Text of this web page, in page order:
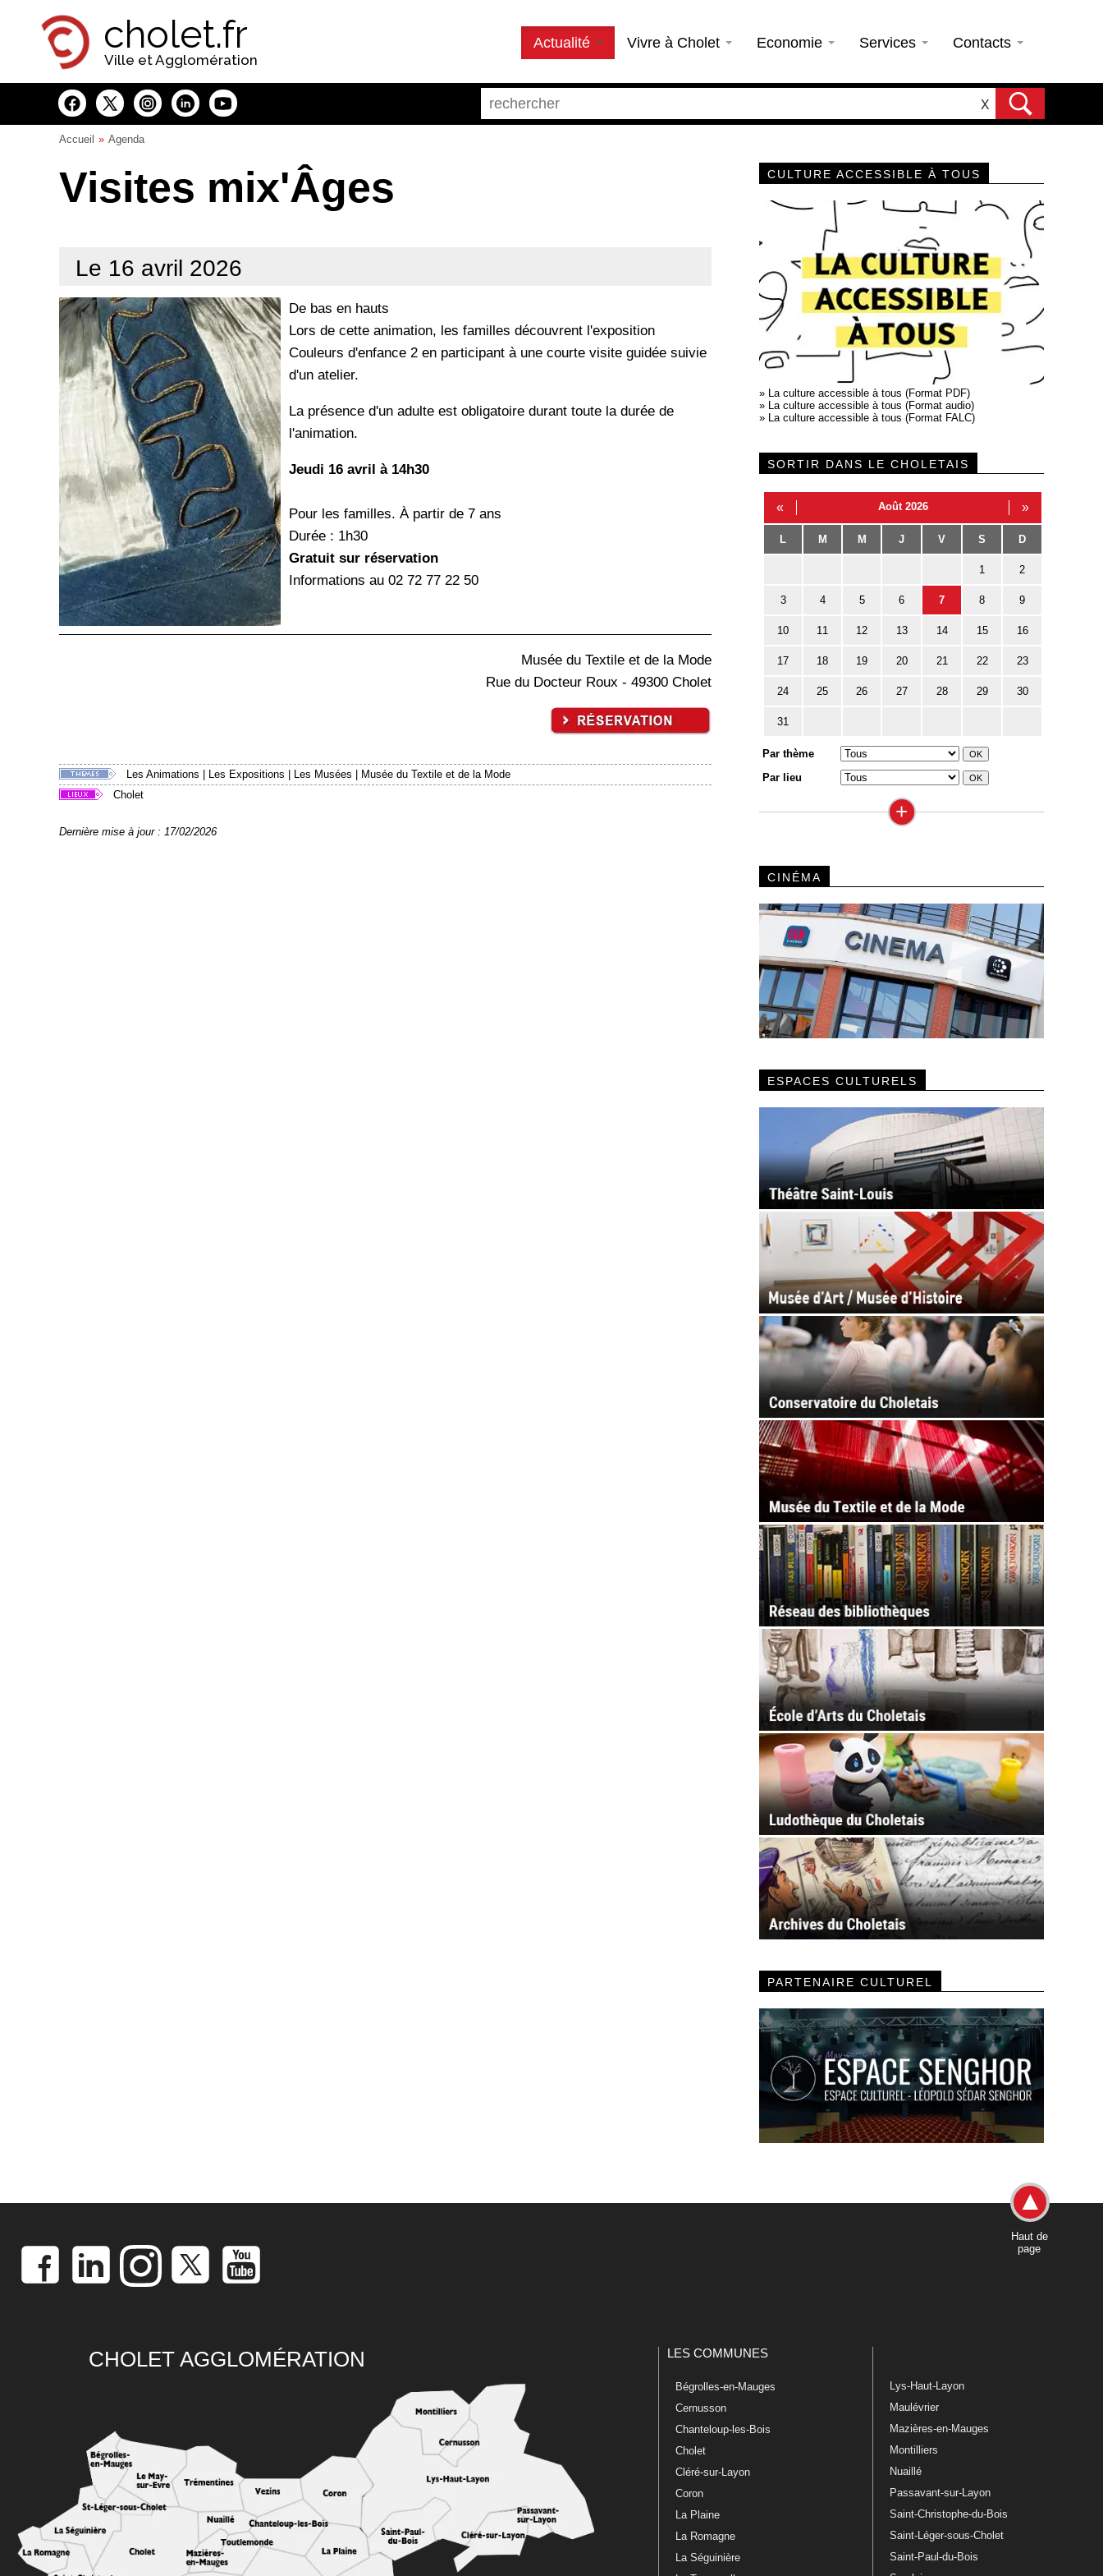
cholet.fr
Ville et Agglomération
Actualité Vivre à Cholet Economie Services Contacts
X
Accueil Agenda
Visites mix'Âges
Le 16 avril 2026
De bas en hauts
Lors de cette animation, les familles découvrent l'exposition
Couleurs d'enfance 2 en participant à une courte visite guidée suivie
d'un atelier.
La présence d'un adulte est obligatoire durant toute la durée de
l'animation.
Jeudi 16 avril à 14h30
Pour les familles. À partir de 7 ans
Durée : 1h30
Gratuit sur réservation
Informations au 02 72 77 22 50
Musée du Textile et de la Mode
Rue du Docteur Roux - 49300 Cholet
Les Animations Les Expositions Les Musées
Musée du Textile et de la Mode
Cholet
Dernière mise à jour : 17/02/2026
CULTURE ACCESSIBLE À TOUS
» La culture accessible à tous (Format PDF)
» La culture accessible à tous (Format audio)
» La culture accessible à tous (Format FALC)
SORTIR DANS LE CHOLETAIS
« Août 2026 »
L M M J V S D
1 2
3 4 5 6 7 8 9
10 11 12 13 14 15 16
17 18 19 20 21 22 23
24 25 26 27 28 29 30
31
Par thème
Par lieu
+
CINÉMA
ESPACES CULTURELS
PARTENAIRE CULTUREL
Haut de
page
CHOLET AGGLOMÉRATION LES COMMUNES
Bégrolles-en-Mauges
Cernusson
Chanteloup-les-Bois
Cholet
Cléré-sur-Layon
Coron
La Plaine
La Romagne
La Séguinière
Lys-Haut-Layon
Maulévrier
Mazières-en-Mauges
Montilliers
Nuaillé
Passavant-sur-Layon
Saint-Christophe-du-Bois
Saint-Léger-sous-Cholet
Saint-Paul-du-Bois